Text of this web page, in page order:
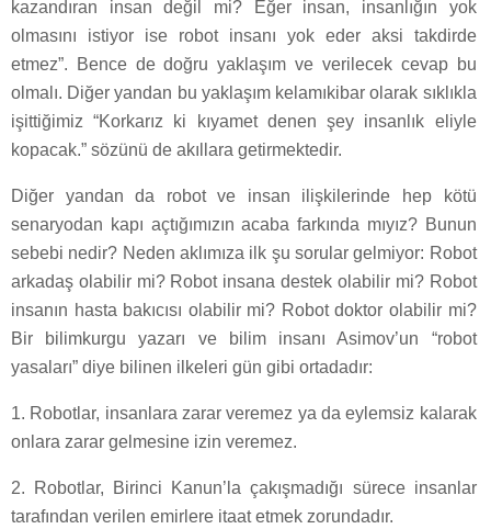
kazandıran insan değil mi? Eğer insan, insanlığın yok
olmasını istiyor ise robot insanı yok eder aksi takdirde
etmez”. Bence de doğru yaklaşım ve verilecek cevap bu
olmalı. Diğer yandan bu yaklaşım kelamıkibar olarak sıklıkla
işittiğimiz “Korkarız ki kıyamet denen şey insanlık eliyle
kopacak.” sözünü de akıllara getirmektedir.
Diğer yandan da robot ve insan ilişkilerinde hep kötü
senaryodan kapı açtığımızın acaba farkında mıyız? Bunun
sebebi nedir? Neden aklımıza ilk şu sorular gelmiyor: Robot
arkadaş olabilir mi? Robot insana destek olabilir mi? Robot
insanın hasta bakıcısı olabilir mi? Robot doktor olabilir mi?
Bir bilimkurgu yazarı ve bilim insanı Asimov’un “robot
yasaları” diye bilinen ilkeleri gün gibi ortadadır:
1. Robotlar, insanlara zarar veremez ya da eylemsiz kalarak
onlara zarar gelmesine izin veremez.
2. Robotlar, Birinci Kanun’la çakışmadığı sürece insanlar
tarafından verilen emirlere itaat etmek zorundadır.